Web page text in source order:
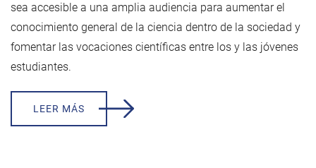
sea accesible a una amplia audiencia para aumentar el
conocimiento general de la ciencia dentro de la sociedad y
fomentar las vocaciones científicas entre los y las jóvenes
estudiantes.
LEER MÁS